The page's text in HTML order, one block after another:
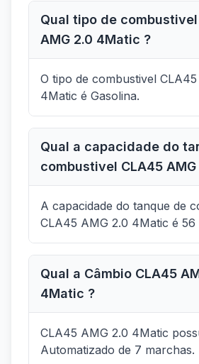
Qual tipo de
AMG 2.0 4Matic ?
O tipo de combustivel
4Matic é Gasolina.
Qual a capacidade do
combustivel CLA45
A capacidade do tanque de
CLA45 AMG 2.0 4Matic é 56
Qual a Câmbio CLA45
4Matic ?
CLA45 AMG 2.0 4Matic
Automatizado de 7 marchas.